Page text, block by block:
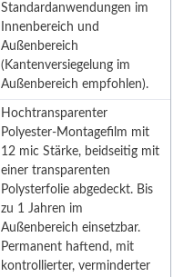
Standardanwendungen im
Innenbereich und
Außenbereich
(Kantenversiegelung im
Außenbereich empfohlen).
Hochtransparenter
Polyester-Montagefilm mit
12 mic Stärke, beidseitig mit
einer transparenten
Polysterfolie abgedeckt. Bis
zu 1 Jahren im
Außenbereich einsetzbar.
Permanent haftend, mit
kontrollierter, verminderter